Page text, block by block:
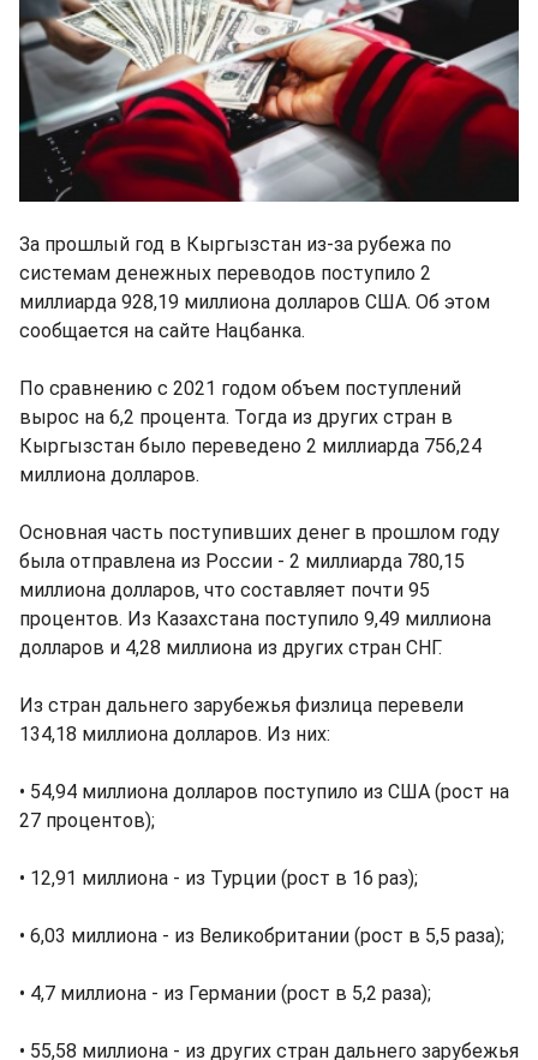
За прошлый год в Кыргызстан из-за рубежа по
системам денежных переводов поступило 2
миллиарда 928,19 миллиона долларов США. Об этом
сообщается на сайте Нацбанка.
По сравнению с 2021 годом объем поступлений
вырос на 6,2 процента. Тогда из других стран в
Кыргызстан было переведено 2 миллиарда 756,24
миллиона долларов.
Основная часть поступивших денег в прошлом году
была отправлена из России - 2 миллиарда 780,15
миллиона долларов, что составляет почти 95
процентов. Из Казахстана поступило 9,49 миллиона
долларов и 4,28 миллиона из других стран СНГ.
Из стран дальнего зарубежья физлица перевели
134,18 миллиона долларов. Из них:
• 54,94 миллиона долларов поступило из США (рост на
27 процентов);
• 12,91 миллиона - из Турции (рост в 16 раз);
• 6,03 миллиона - из Великобритании (рост в 5,5 раза);
• 4,7 миллиона - из Германии (рост в 5,2 раза);
• 55,58 миллиона - из других стран дальнего зарубежья